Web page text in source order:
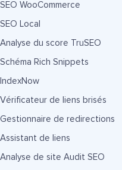
SEO WooCommerce
SEO Local
Analyse du score TruSEO
Schéma Rich Snippets
IndexNow
Vérificateur de liens brisés
Gestionnaire de redirections
Assistant de liens
Analyse de site Audit SEO